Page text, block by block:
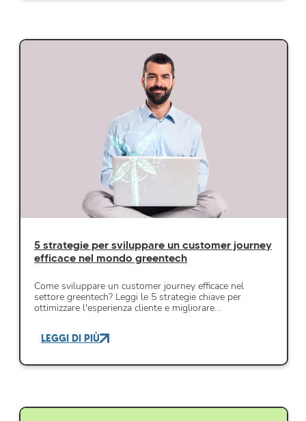
5 strategie per sviluppare un customer journey
efficace nel mondo greentech
Come sviluppare un customer journey efficace nel
settore greentech? Leggi le 5 strategie chiave per
ottimizzare l'esperienza cliente e migliorare…
LEGGI DI PIÙ